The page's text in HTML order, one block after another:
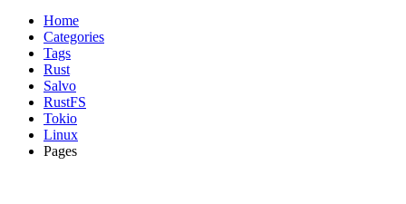
Home
Categories
Tags
Rust
Salvo
RustFS
Tokio
Linux
Pages